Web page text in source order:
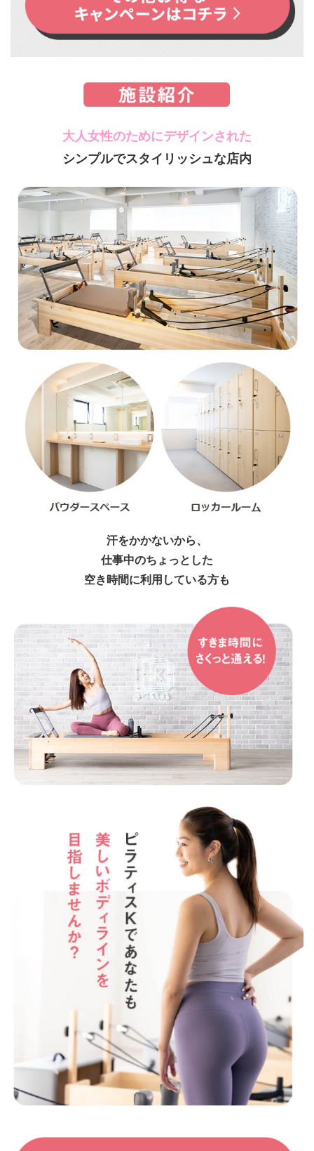
大人女性のためにデザインされた
シンプルでスタイリッシュな店内
汗をかかないから、
仕事中のちょっとした
空き時間に利用している方も